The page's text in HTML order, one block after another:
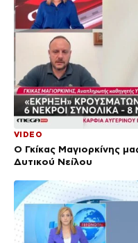
VIDEO
Ο Γκίκας Μαγιορκίνης
Δυτικού Νείλου